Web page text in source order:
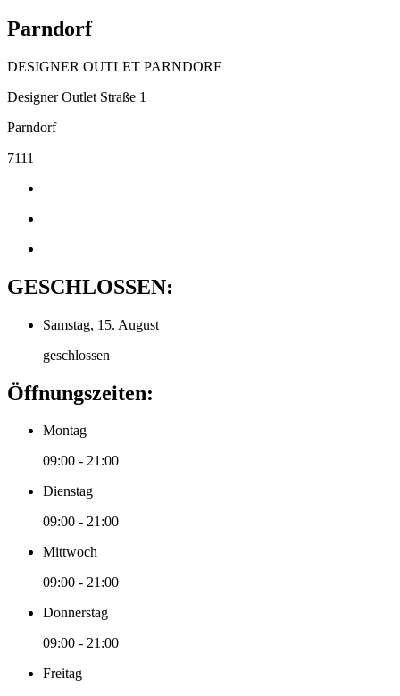
Parndorf
DESIGNER OUTLET PARNDORF
Designer Outlet Straße 1
Parndorf
7111
GESCHLOSSEN:
Samstag, 15. August
geschlossen
Öffnungszeiten:
Montag
09:00 - 21:00
Dienstag
09:00 - 21:00
Mittwoch
09:00 - 21:00
Donnerstag
09:00 - 21:00
Freitag